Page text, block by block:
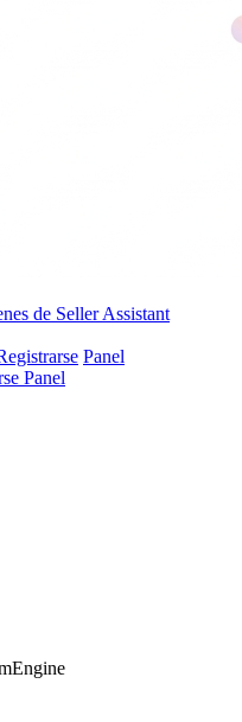
de Seller Assistant
Panel
Panel